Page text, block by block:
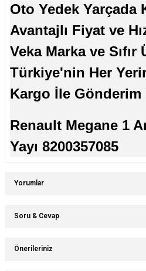
Oto Yedek Yarçada
Avantajlı Fiyat ve
Veka Marka ve Sıfır
Türkiye'nin Her
Kargo İle Gönderim
Renault Megane 1
Yayı 8200357085
Yorumlar
Soru & Cevap
Önerileriniz